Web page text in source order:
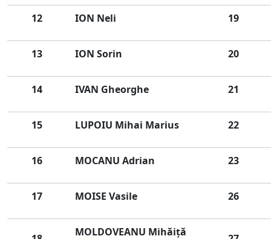
12 ION Neli 19
13 ION Sorin 20
14 IVAN Gheorghe 21
15 LUPOIU Mihai Marius 22
16 MOCANU Adrian 23
17 MOISE Vasile 26
MOLDOVEANU Mihăiţă